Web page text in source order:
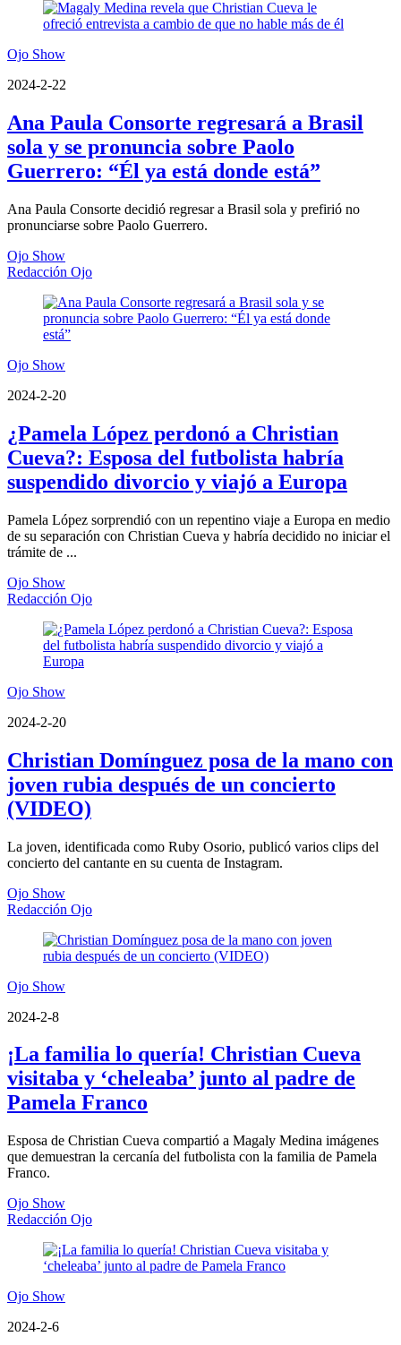
Ojo Show
2024-2-22
Ana Paula Consorte regresará a Brasil
sola y se pronuncia sobre Paolo
Guerrero: “Él ya está donde está”
Ana Paula Consorte decidió regresar a Brasil sola y prefirió no
pronunciarse sobre Paolo Guerrero.
Ojo Show
Redacción Ojo
Ojo Show
2024-2-20
¿Pamela López perdonó a Christian
Cueva?: Esposa del futbolista habría
suspendido divorcio y viajó a Europa
Pamela López sorprendió con un repentino viaje a Europa en medio
de su separación con Christian Cueva y habría decidido no iniciar el
trámite de ...
Ojo Show
Redacción Ojo
Ojo Show
2024-2-20
Christian Domínguez posa de la mano con
joven rubia después de un concierto
(VIDEO)
La joven, identificada como Ruby Osorio, publicó varios clips del
concierto del cantante en su cuenta de Instagram.
Ojo Show
Redacción Ojo
Ojo Show
2024-2-8
¡La familia lo quería! Christian Cueva
visitaba y ‘cheleaba’ junto al padre de
Pamela Franco
Esposa de Christian Cueva compartió a Magaly Medina imágenes
que demuestran la cercanía del futbolista con la familia de Pamela
Franco.
Ojo Show
Redacción Ojo
Ojo Show
2024-2-6